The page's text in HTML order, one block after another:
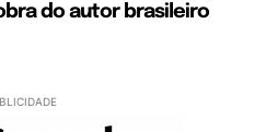
do autor brasileiro